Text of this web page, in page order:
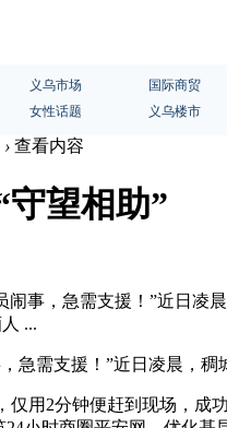
义乌市场 国际商贸
女性话题 义乌楼市
› 查看内容
守望相助”
闹事，急需支援！”近日凌
...
急需支援！”近日凌晨，
用2分钟便赶到现场，成